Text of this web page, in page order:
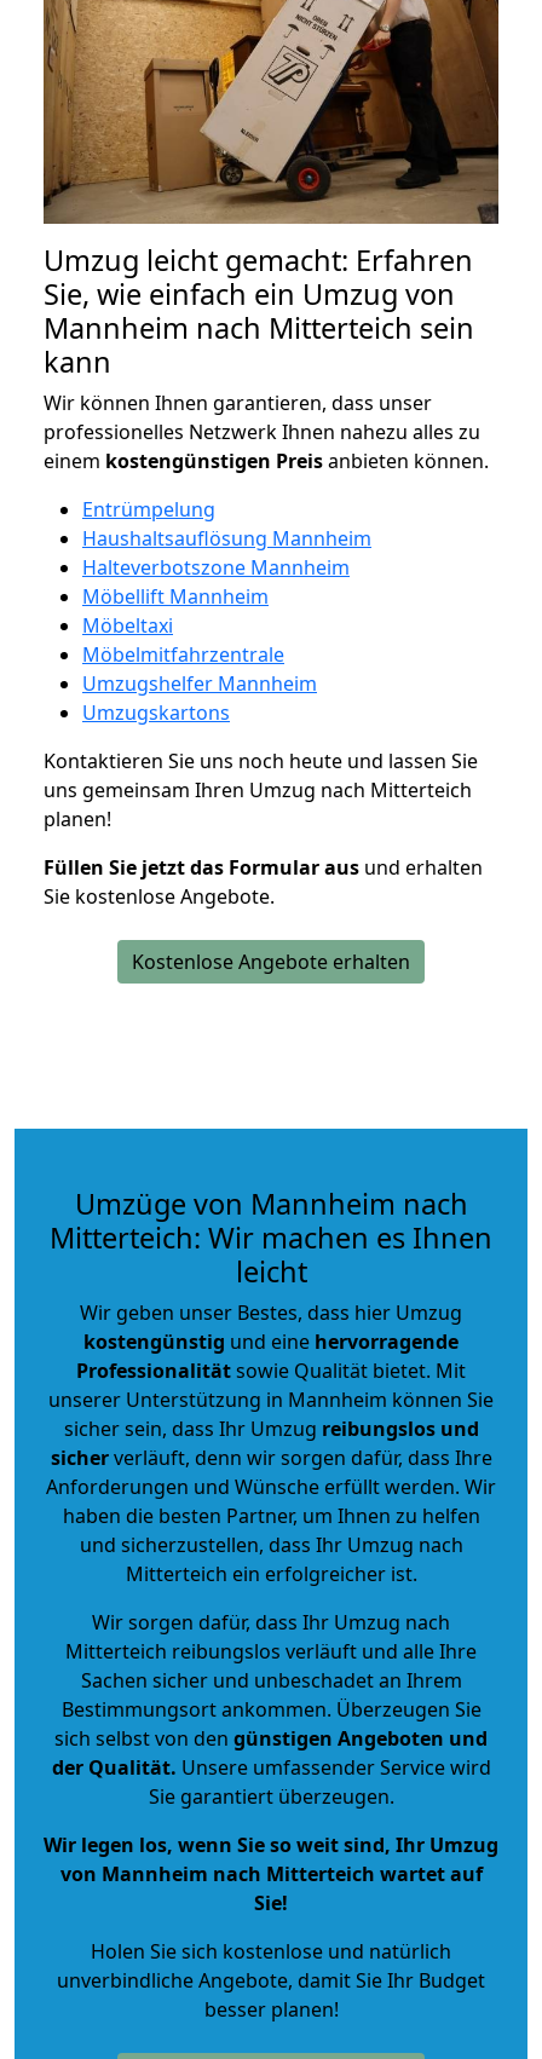
Umzug leicht gemacht: Erfahren
Sie, wie einfach ein Umzug von
Mannheim nach Mitterteich sein
kann
Wir können Ihnen garantieren, dass unser
professionelles Netzwerk Ihnen nahezu alles zu
einem kostengünstigen Preisanbieten können.
Entrümpelung
Haushaltsauflösung Mannheim
Halteverbotszone Mannheim
Möbellift Mannheim
Möbeltaxi
Möbelmitfahrzentrale
Umzugshelfer Mannheim
Umzugskartons
Kontaktieren Sie uns noch heute und lassen Sie
uns gemeinsam Ihren Umzug nach Mitterteich
planen!
Füllen Sie jetzt das Formular aus und erhalten
Sie kostenlose Angebote.
Kostenlose Angebote erhalten
Umzüge von Mannheim nach
Mitterteich: Wir machen es Ihnen
leicht
Wir geben unser Bestes, dass hier Umzug
kostengünstig und eine hervorragende
Professionalitätsowie Qualität bietet. Mit
unserer Unterstützung in Mannheim können Sie
sicher sein, dass Ihr Umzug reibungslos und
sicherverläuft, denn wir sorgen dafür, dass Ihre
Anforderungen und Wünsche erfüllt werden. Wir
haben die besten Partner, um Ihnen zu helfen
und sicherzustellen, dass Ihr Umzug nach
Mitterteich ein erfolgreicher ist.
Wir sorgen dafür, dass Ihr Umzug nach
Mitterteich reibungslos verläuft und alle Ihre
Sachen sicher und unbeschadet an Ihrem
Bestimmungsort ankommen. Überzeugen Sie
sich selbst von den günstigen Angeboten und
der Qualität. Unsere umfassender Service wird
Sie garantiert überzeugen.
Wir legen los, wenn Sie so weit sind, Ihr Umzug
von Mannheim nach Mitterteich wartet auf
Sie!
Holen Sie sich kostenlose und natürlich
unverbindliche Angebote, damit Sie Ihr Budget
besser planen!